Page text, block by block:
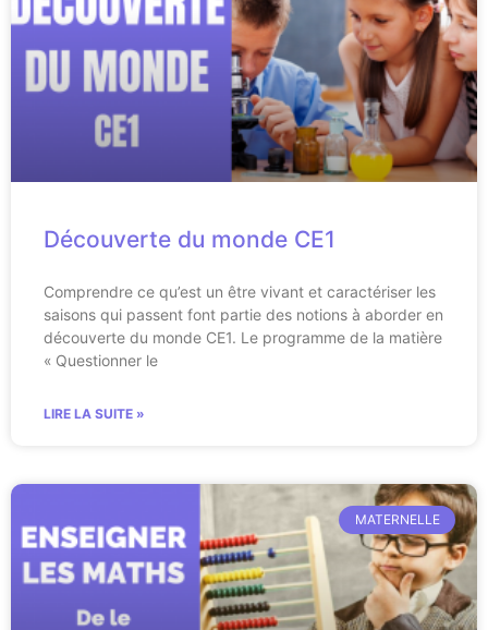
Découverte du monde CE1
Comprendre ce qu’est un être vivant et caractériser les
saisons qui passent font partie des notions à aborder en
découverte du monde CE1. Le programme de la matière
« Questionner le
LIRE LA SUITE »
MATERNELLE